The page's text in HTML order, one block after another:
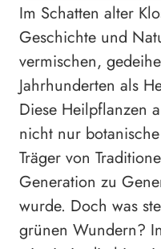
Im Schatten alter
Geschichte und
vermischen,
Jahrhunderten als
Diese Heilpflanzen
nicht nur
Träger von
Generation zu
wurde. Doch was
grünen Wundern?